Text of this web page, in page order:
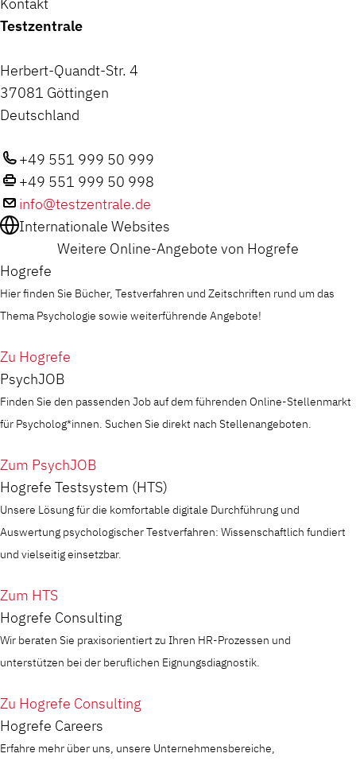
Kontakt
Testzentrale
Herbert-Quandt-Str. 4
37081 Göttingen
Deutschland
+49 551 999 50 999
+49 551 999 50 998
info@testzentrale.de
Internationale Websites
Weitere Online-Angebote von Hogrefe
Hogrefe
Hier finden Sie Bücher, Testverfahren und Zeitschriften rund um das
Thema Psychologie sowie weiterführende Angebote!
Zu Hogrefe
PsychJOB
Finden Sie den passenden Job auf dem führenden Online-Stellenmarkt
für Psycholog*innen. Suchen Sie direkt nach Stellenangeboten.
Zum PsychJOB
Hogrefe Testsystem (HTS)
Unsere Lösung für die komfortable digitale Durchführung und
Auswertung psychologischer Testverfahren: Wissenschaftlich fundiert
und vielseitig einsetzbar.
Zum HTS
Hogrefe Consulting
Wir beraten Sie praxisorientiert zu Ihren HR-Prozessen und
unterstützen bei der beruflichen Eignungsdiagnostik.
Zu Hogrefe Consulting
Hogrefe Careers
Erfahre mehr über uns, unsere Unternehmensbereiche,